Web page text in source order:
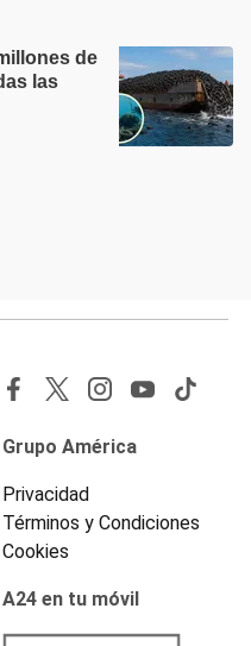
de
las
Grupo América
Privacidad
Términos y Condiciones
Cookies
A24 en tu móvil